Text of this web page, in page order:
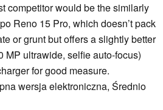
competitor would be the similarly
Reno 15 Pro, which doesn’t pack
or grunt but offers a slightly better
MP ultrawide, selfie auto-focus)
for good measure.
wersja elektroniczna, Średnio